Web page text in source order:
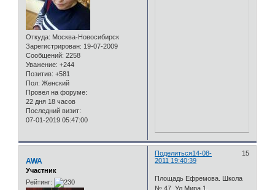
Откуда: Москва-Новосибирск
Зарегистрирован: 19-07-2009
Сообщений: 2258
Уважение: +244
Позитив: +581
Пол: Женский
Провел на форуме:
22 дня 18 часов
Последний визит:
07-01-2019 05:47:00
Поделиться 15
14-08-
2011 19:40:39
AWA
Участник
Рейтинг:
Площадь Ефремова. Школа
№ 47. Ул Мира 1.